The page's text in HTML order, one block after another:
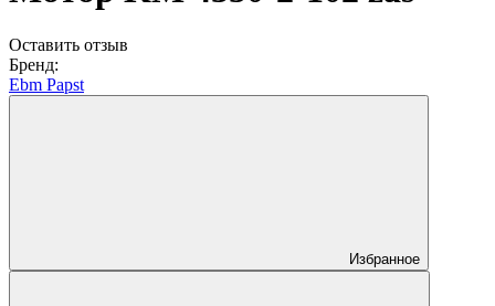
Оставить отзыв
Бренд:
Ebm Papst
Избранное